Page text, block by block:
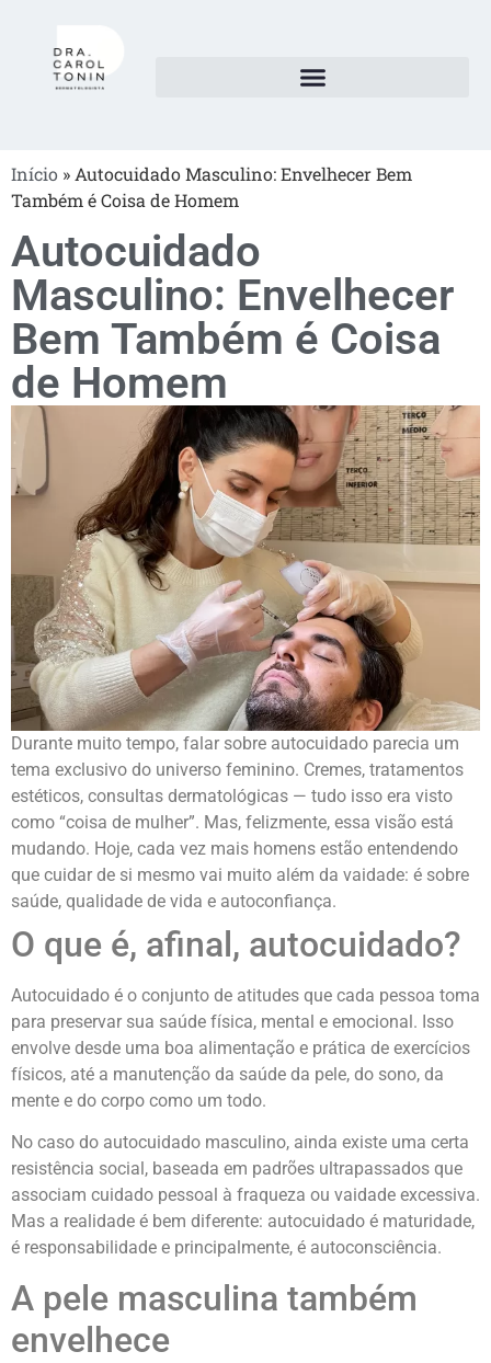
Início »Autocuidado Masculino: Envelhecer Bem
Também é Coisa de Homem
Autocuidado
Masculino: Envelhecer
Bem Também é Coisa
de Homem
Durante muito tempo, falar sobre autocuidado parecia um
tema exclusivo do universo feminino. Cremes, tratamentos
estéticos, consultas dermatológicas — tudo isso era visto
como “coisa de mulher”. Mas, felizmente, essa visão está
mudando. Hoje, cada vez mais homens estão entendendo
que cuidar de si mesmo vai muito além da vaidade: é sobre
saúde, qualidade de vida e autoconfiança.
O que é, afinal, autocuidado?
Autocuidado é o conjunto de atitudes que cada pessoa toma
para preservar sua saúde física, mental e emocional. Isso
envolve desde uma boa alimentação e prática de exercícios
físicos, até a manutenção da saúde da pele, do sono, da
mente e do corpo como um todo.
No caso do autocuidado masculino, ainda existe uma certa
resistência social, baseada em padrões ultrapassados que
associam cuidado pessoal à fraqueza ou vaidade excessiva.
Mas a realidade é bem diferente: autocuidado é maturidade,
é responsabilidade e principalmente, é autoconsciência.
A pele masculina também
envelhece